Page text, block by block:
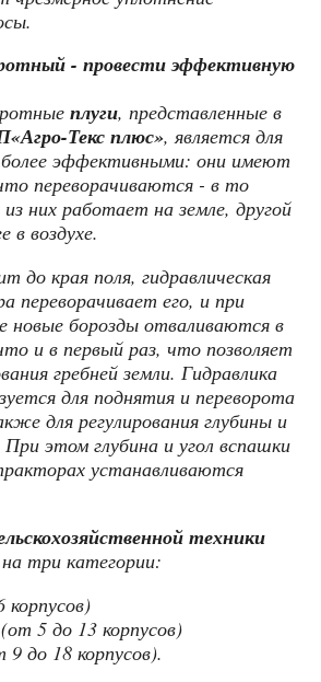
- провести эффективную
плуги, представленные в
Текс плюс», является для
более эффективными: они имеют
переворачиваются - в то
них работает на земле, другой
в воздухе.
до края поля, гидравлическая
переворачивает его, и при
новые борозды отваливаются в
и в первый раз, что позволяет
гребней земли. Гидравлика
для поднятия и переворота
для регулирования глубины и
этом глубина и угол вспашки
устанавливаются
техники
три категории:
корпусов)
5 до 13 корпусов)
до 18 корпусов).